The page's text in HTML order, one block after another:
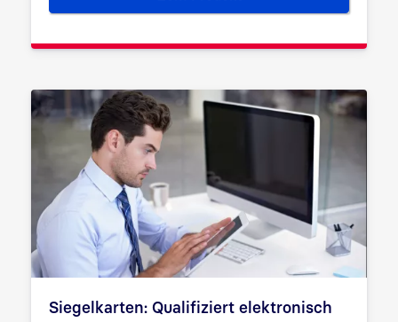
Siegelkarten: Qualifiziert elektronisch